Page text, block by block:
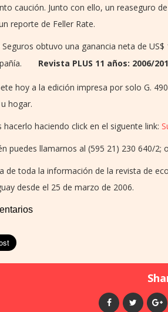
caución. Junto con ello, un reaseguro
reporte de Feller Rate.
Seguros obtuvo una ganancia neta de
Revista PLUS 11 años: 2006/
hoy a la edición impresa por solo G.
hogar.
hacerlo haciendo click en el siguente link:
puedes llamarnos al (595 21) 230 640/2;
de toda la información de la revista de
desde el 25 de marzo de 2006.